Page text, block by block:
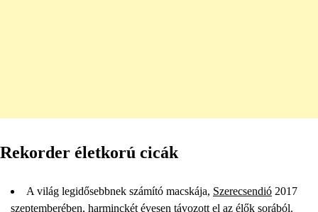
Rekorder életkorú cicák
A világ legidősebbnek számító macskája, Szerecsendió 2017
szeptemberében, harminckét évesen távozott el az élők sorából.